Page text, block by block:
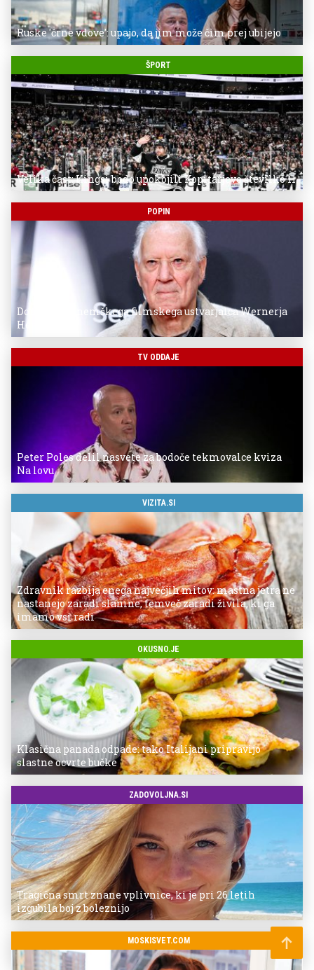
Ruske 'črne vdove': upajo, da jim može čim prej ubijejo
ŠPORT
Velika čast: Kingsi bodo upokojili Kopitarjevo številko 11
POPIN
Donostia za nemškega filmskega ustvarjalca Wernerja
Herzoga
TV ODDAJE
Peter Poles delil nasvete za bodoče tekmovalce kviza
Na lovu
VIZITA.SI
Zdravnik razbija enega največjih mitov: mastna jetra ne
nastanejo zaradi slanine, temveč zaradi živila, ki ga
imamo vsi radi
OKUSNO.JE
Klasična panada odpade: tako Italijani pripravijo
slastne ocvrte bučke
ZADOVOLJNA.SI
Tragična smrt znane vplivnice, ki je pri 26 letih
izgubila boj z boleznijo
MOSKISVET.COM